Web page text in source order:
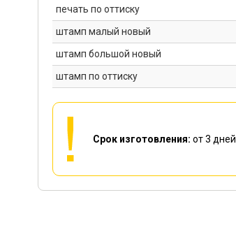
печать по оттиску
штамп малый новый
штамп большой новый
штамп по оттиску
Срок изготовления: от 3 дней